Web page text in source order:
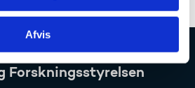
Afvis
Forskningsstyrelsen